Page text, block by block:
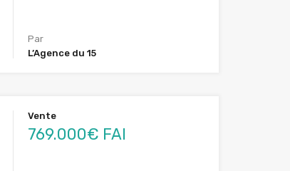
Par
L’Agence du 15
Vente
769.000€ FAI